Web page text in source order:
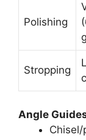
Polishing
Stropping
Angle
Chisel/